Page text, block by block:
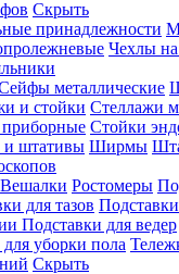
Скрыть
принадлежности
Чехлы
металлические
и стойки Стеллажи
Стойки
штативы Ширмы
Вешалки Ростомеры
для тазов
Подставки для ведер
уборки пола
Скрыть